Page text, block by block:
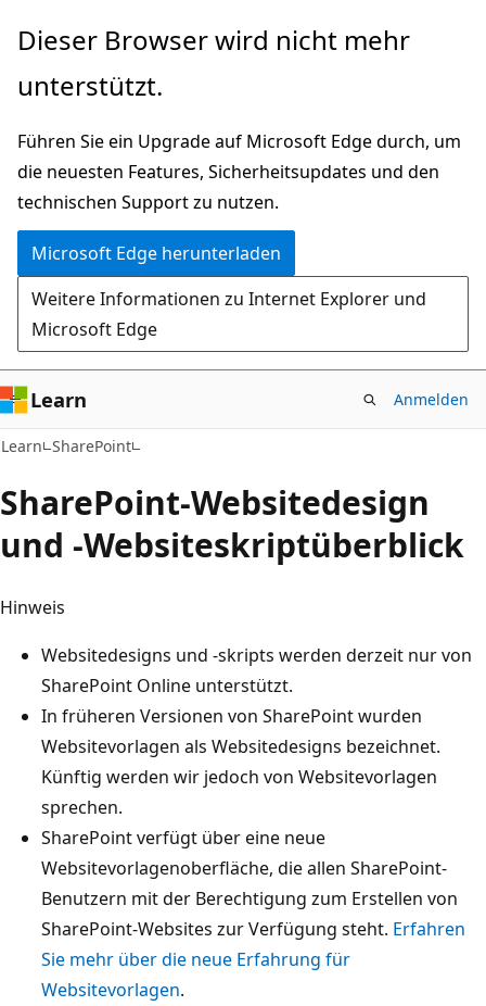
Zu
wechseln
Dieser Browser wird nicht mehr
unterstützt.
Führen Sie ein Upgrade auf Microsoft Edge durch, um
die neuesten Features, Sicherheitsupdates und den
technischen Support zu nutzen.
Microsoft Edge herunterladen
Weitere Informationen zu Internet Explorer und
Microsoft Edge
Learn Anmelden
Learn SharePoint
SharePoint-Websitedesign
und -Websiteskriptüberblick
Hinweis
Websitedesigns und -skripts werden derzeit nur von
SharePoint Online unterstützt.
In früheren Versionen von SharePoint wurden
Websitevorlagen als Websitedesigns bezeichnet.
Künftig werden wir jedoch von Websitevorlagen
sprechen.
SharePoint verfügt über eine neue
Websitevorlagenoberfläche, die allen SharePoint-
Benutzern mit der Berechtigung zum Erstellen von
SharePoint-Websites zur Verfügung steht. Erfahren
Sie mehr über die neue Erfahrung für
Websitevorlagen.